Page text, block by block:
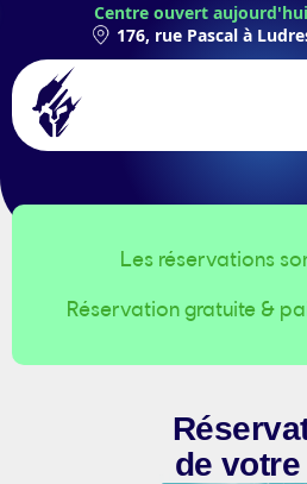
Centre ouvert aujourd'hui
176, rue Pascal à
EXPÉRIENCES
TEAMBUILDING
Les réservations
Réservation gratuite &
de